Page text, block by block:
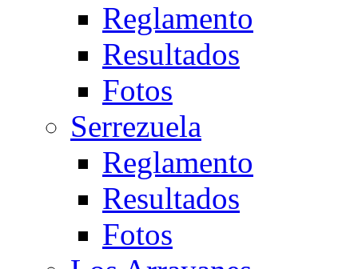
Reglamento
Resultados
Fotos
Serrezuela
Reglamento
Resultados
Fotos